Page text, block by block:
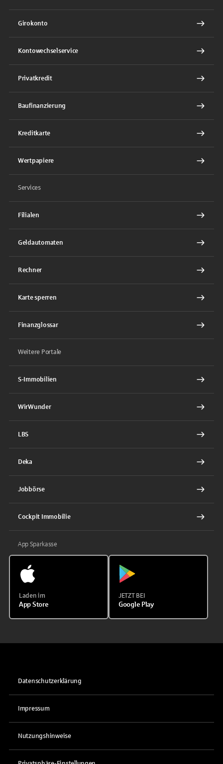
Girokonto
Kontowechselservice
Privatkredit
Baufinanzierung
Kreditkarte
Wertpapiere
Services
Filialen
Geldautomaten
Rechner
Karte sperren
Finanzglossar
Weitere Portale
S-Immobilien
WirWunder
LBS
Deka
Jobbörse
Cockpit Immobilie
App Sparkasse
Laden im
App Store
JETZT BEI
Google Play
Datenschutzerklärung
Impressum
Nutzungshinweise